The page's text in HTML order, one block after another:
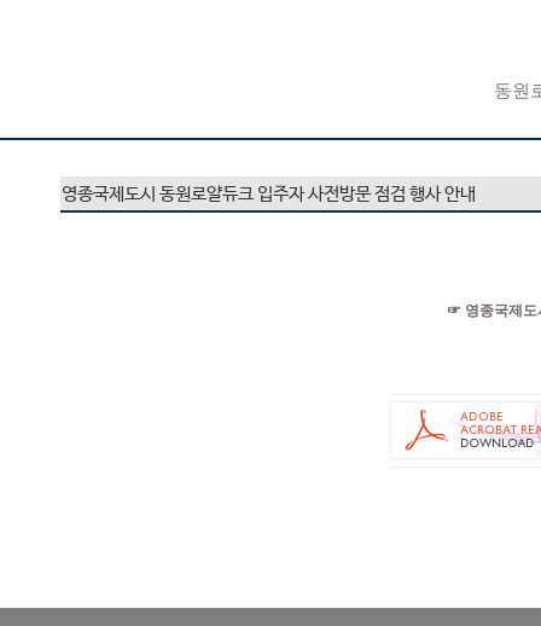
동원
영종국제도시 동원로얄듀크 입주자 사전방문 점검 행사 안내
☞ 영종국제도